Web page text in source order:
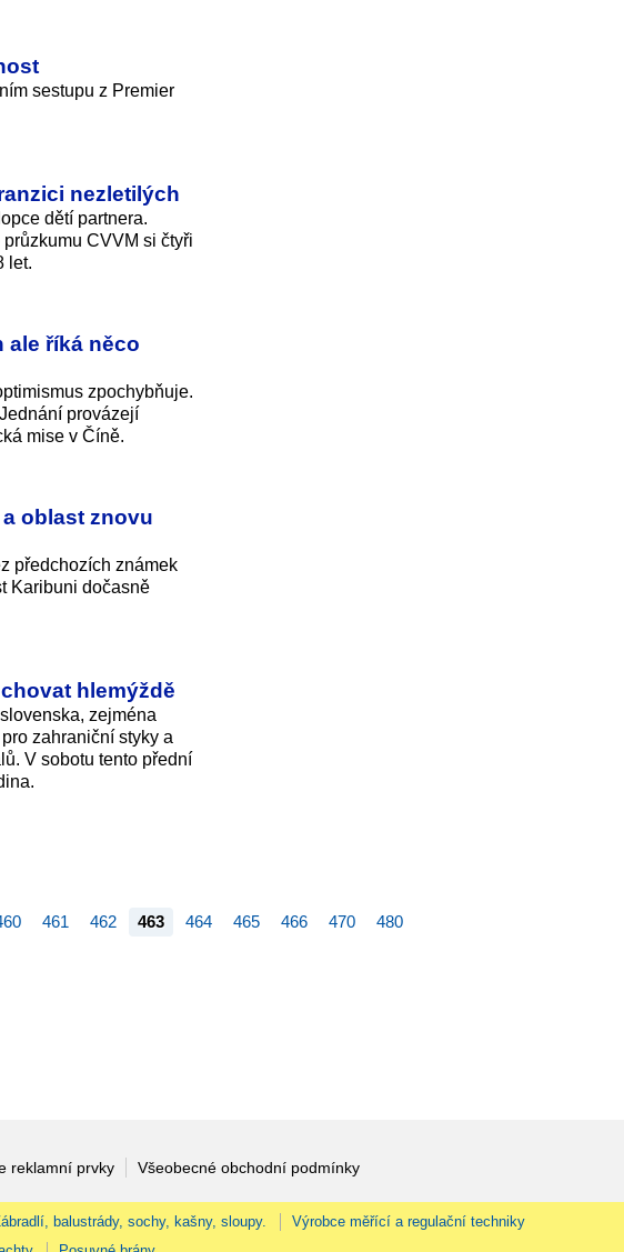
sestupu z Premier
nezletilých
dětí partnera.
CVVM si čtyři
let.
ale říká něco
zpochybňuje.
provázejí
mise v Číně.
oblast znovu
předchozích známek
Karibuni dočasně
hlemýždě
zejména
zahraniční styky a
V sobotu tento přední
461 462 463 464 465 466 470 480
reklamní prvky Všeobecné obchodní podmínky
balustrády, sochy, kašny, sloupy.
Výrobce měřící a regulační techniky